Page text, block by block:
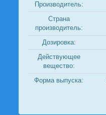
Производитель:
Страна
производитель:
Дозировка:
Действующее
вещество:
Форма выпуска: